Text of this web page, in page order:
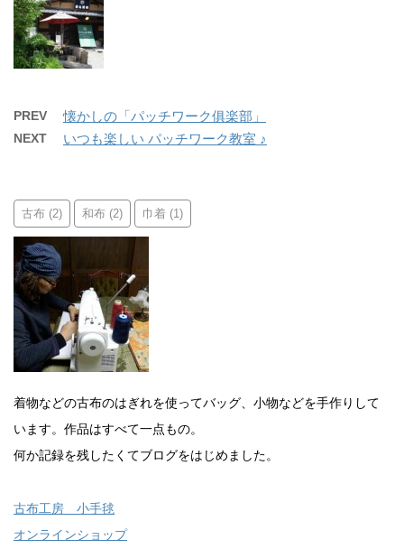
PREV 懐かしの「パッチワーク俱楽部」
NEXT いつも楽しい パッチワーク教室 ♪
古布 (2) 和布 (2) 巾着 (1)
着物などの古布のはぎれを使ってバッグ、小物などを手作りして
います。作品はすべて一点もの。
何か記録を残したくてブログをはじめました。
古布工房 小手毬
オンラインショップ